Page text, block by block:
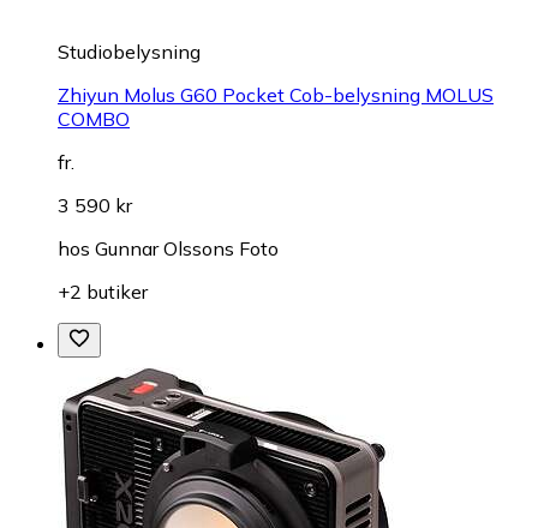
Studiobelysning
Zhiyun Molus G60 Pocket Cob-belysning MOLUS
COMBO
fr.
3 590 kr
hos Gunnar Olssons Foto
+2 butiker